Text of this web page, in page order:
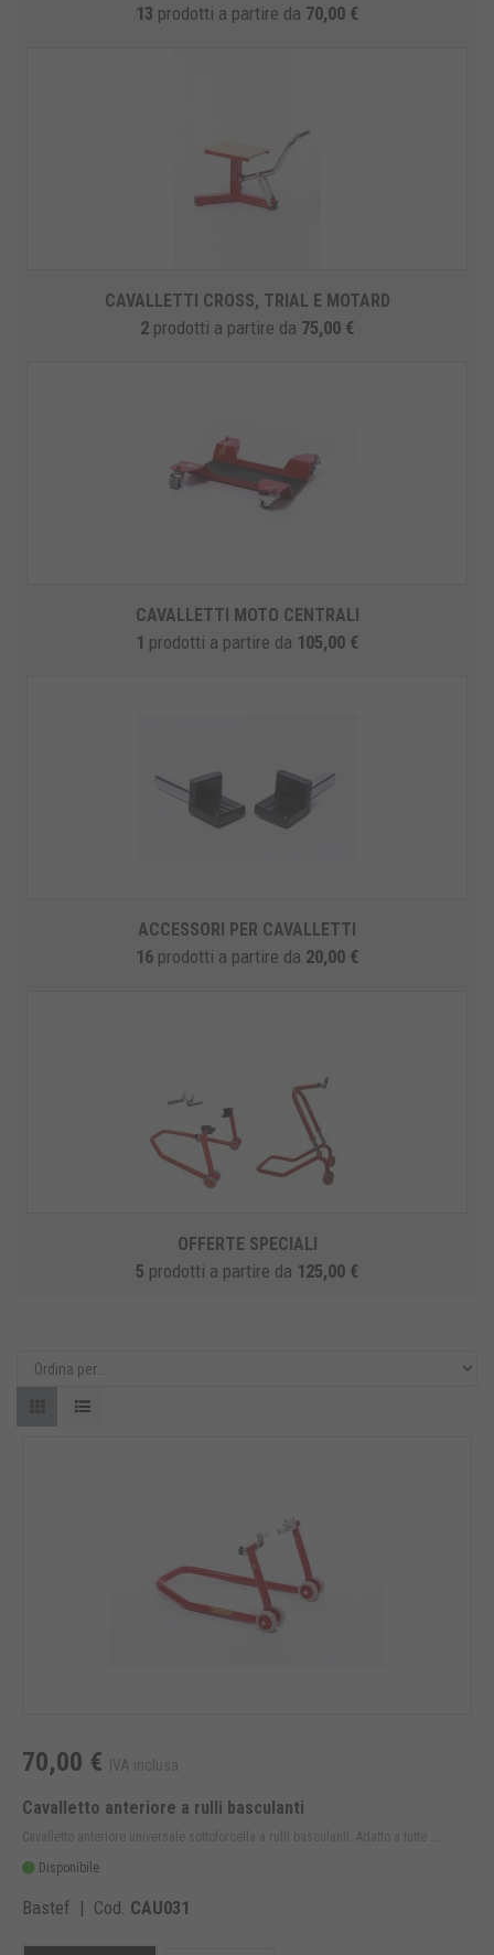
13 prodotti a partire da 70,00 €
CAVALLETTI CROSS, TRIAL E MOTARD
2 prodotti a partire da 75,00 €
CAVALLETTI MOTO CENTRALI
1 prodotti a partire da 105,00 €
ACCESSORI PER CAVALLETTI
16 prodotti a partire da 20,00 €
OFFERTE SPECIALI
5 prodotti a partire da 125,00 €
70,00 € IVA inclusa
Cavalletto anteriore a rulli basculanti
Cavalletto anteriore universale sottoforcella a rulli basculanti. Adatto a tutte ...
Disponibile
Bastef | Cod. CAU031